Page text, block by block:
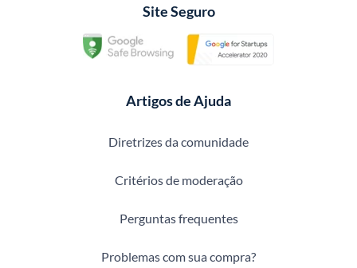
Site Seguro
Artigos de Ajuda
Diretrizes da comunidade
Critérios de moderação
Perguntas frequentes
Problemas com sua compra?